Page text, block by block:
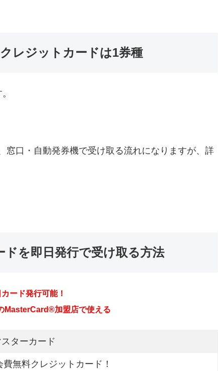
レジットカードは1券種
窓口・自動発券機で受け取る流れになりますが、詳
を即日発行で受け取る方法
ード発行可能！
MasterCard®加盟店で使える
ターカード
無料クレジットカード！